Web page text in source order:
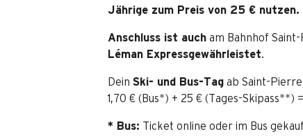
Jährige zum Preis von 25 € nutzen.
Anschluss ist aucham Bahnhof
Léman Expressgewährleistet.
Dein Ski- und Bus-Tagab Saint-
1,70 € (Bus*) + 25 € (Tages-Skipass**) =
* Bus: Ticket online oder im Bus